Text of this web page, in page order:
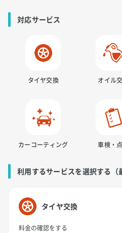
対応サービス
タイヤ交換 オイル
カーコーティング 車検・
利用するサービスを選択する（
タイヤ交換
料金の確認をする